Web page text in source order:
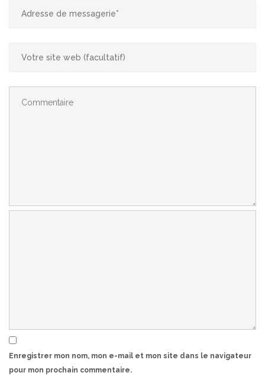
Enregistrer mon nom, mon e-mail et mon site dans le navigateur
pour mon prochain commentaire.